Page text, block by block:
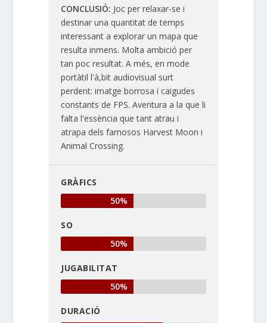
CONCLUSIÓ Joc per relaxar-se i
destinar una quantitat de temps
interessant a explorar un mapa que
resulta inmens. Molta ambició per
tan poc resultat. A més, en mode
portàtil l'à,bit audiovisual surt
perdent: imatge borrosa i caigudes
constants de FPS. Aventura a la que li
falta l'essència que tant atrau i
atrapa dels famosos Harvest Moon i
Animal Crossing.
GRÀFICS
50%
SO
50%
JUGABILITAT
50%
DURACIÓ